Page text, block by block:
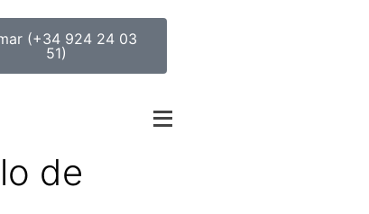
(+34 924 24 03
51)
de